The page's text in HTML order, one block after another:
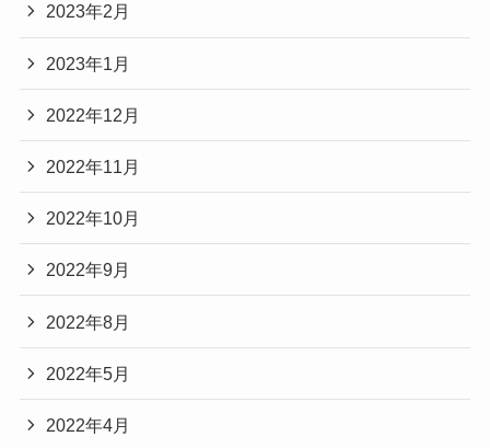
2023年2月
2023年1月
2022年12月
2022年11月
2022年10月
2022年9月
2022年8月
2022年5月
2022年4月